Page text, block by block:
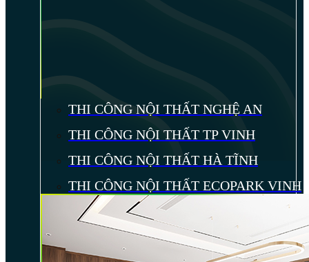
THI CÔNG NỘI THẤT NGHỆ AN
THI CÔNG NỘI THẤT TP VINH
THI CÔNG NỘI THẤT HÀ TĨNH
THI CÔNG NỘI THẤT ECOPARK VINH